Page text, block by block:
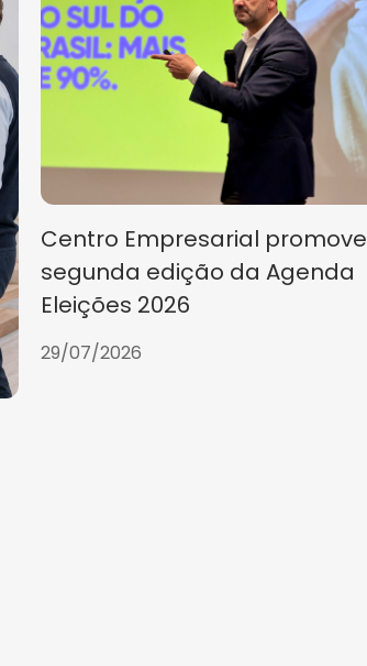
Centro Empresarial promove
segunda edição da Agenda
Eleições 2026
29/07/2026